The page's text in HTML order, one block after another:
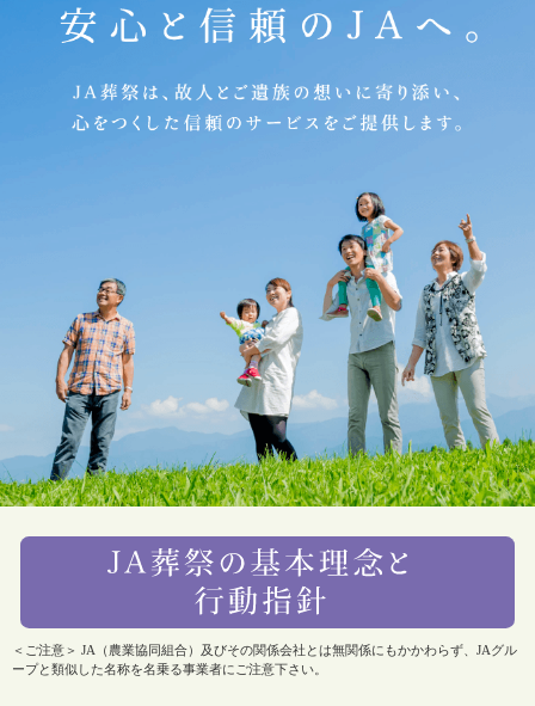
＜ご注意＞ JA（農業協同組合）及びその関係会社とは無関係にもかかわらず、JAグル
ープと類似した名称を名乗る事業者にご注意下さい。